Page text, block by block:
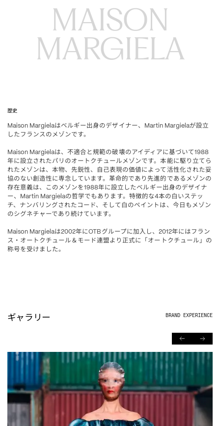
MAISON
MARGIELA
歴史
Maison Margielaはベルギー出身のデザイナー、 Martin Margielaが設立
したフランスのメゾンです。
Maison Margielaは、不適合と規範の破壊のアイディアに基づいて1988
年に設立されたパリのオートクチュールメゾンです。本能に駆り立てら
れたメゾンは、本物、先鋭性、自己表現の価値によって活性化された妥
協のない創造性に専念しています。革命的であり先進的であるメゾンの
存在意義は、このメゾンを1988年に設立したベルギー出身のデザイナ
ー、 Martin Margielaの哲学でもあります。特徴的な4本の白いステッ
チ、ナンバリングされたコード、そして白のペイントは、今日もメゾン
のシグネチャーであり続けています。
Maison Margielaは2002年にOTBグループに加入し、 2012年にはフラン
ス・オートクチュール＆モード連盟より正式に「オートクチュール」の
称号を受けました。
ギャラリー BRAND EXPERIENCE
PREVIOUSNEXT